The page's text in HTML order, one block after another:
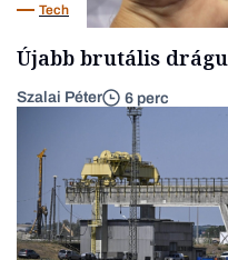
Tech
Újabb brutális
Szalai Péter 6 perc